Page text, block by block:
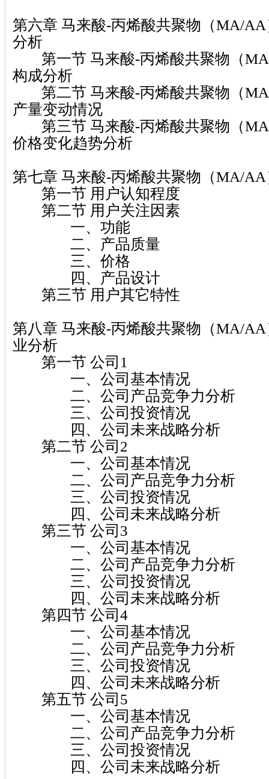
第六章 马来酸-丙烯酸共聚物（MA/
分析
第一节 马来酸-丙烯酸共聚物（
构成分析
第二节 马来酸-丙烯酸共聚物（
产量变动情况
第三节 马来酸-丙烯酸共聚物（
价格变化趋势分析
第七章 马来酸-丙烯酸共聚物（MA/
第一节 用户认知程度
第二节 用户关注因素
一、功能
二、产品质量
三、价格
四、产品设计
第三节 用户其它特性
第八章 马来酸-丙烯酸共聚物（MA/
业分析
第一节 公司1
一、公司基本情况
二、公司产品竞争力分析
三、公司投资情况
四、公司未来战略分析
第二节 公司2
一、公司基本情况
二、公司产品竞争力分析
三、公司投资情况
四、公司未来战略分析
第三节 公司3
一、公司基本情况
二、公司产品竞争力分析
三、公司投资情况
四、公司未来战略分析
第四节 公司4
一、公司基本情况
二、公司产品竞争力分析
三、公司投资情况
四、公司未来战略分析
第五节 公司5
一、公司基本情况
二、公司产品竞争力分析
三、公司投资情况
四、公司未来战略分析